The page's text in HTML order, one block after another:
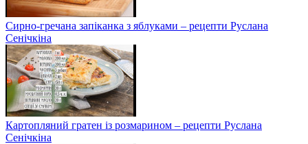
Сирно-гречана запіканка з яблуками – рецепти Руслана
Сенічкіна
Картопляний гратен із розмарином – рецепти Руслана
Сенічкіна